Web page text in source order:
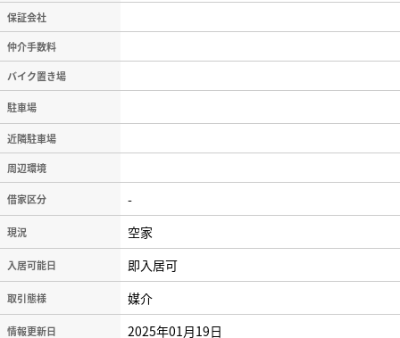
保証会社
仲介手数料
バイク置き場
駐車場
近隣駐車場
周辺環境
借家区分 -
現況 空家
入居可能日 即入居可
取引態様 媒介
情報更新日 2025年01月19日